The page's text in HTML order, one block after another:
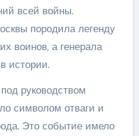
всей войны.
породила легенду
воинов, а генерала
истории.
руководством
символом отваги и
Это событие имело